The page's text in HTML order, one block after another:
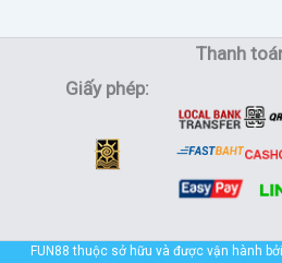
Giấy phép:
Thanh
FUN88 thuộc sở hữu và được vận hành